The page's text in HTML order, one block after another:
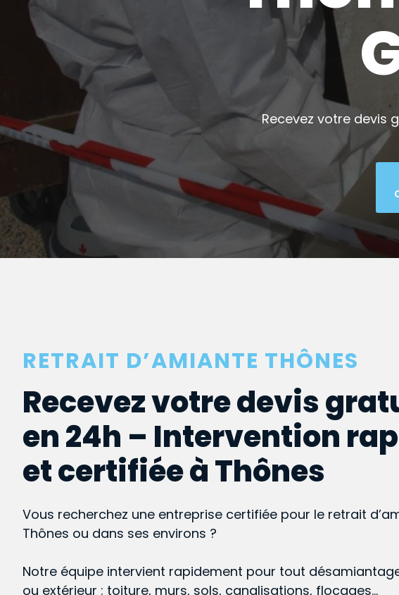
Recevez votre devis
RETRAIT D’AMIANTE THÔNES
Recevez votre devis
en 24h – Intervention
et certifiée à Thônes
Vous recherchez une entreprise certifiée pour le retrait
Thônes ou dans ses environs ?
Notre équipe intervient rapidement pour tout
ou extérieur : toiture, murs, sols, canalisations, flocages…